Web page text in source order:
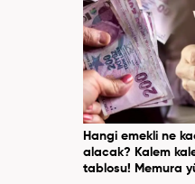
Hangi emekli ne
alacak? Kalem
tablosu! Memura